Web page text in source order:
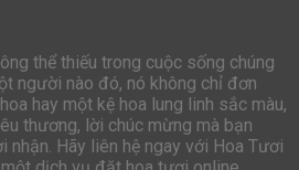
thể thiếu trong cuộc sống chúng
người nào đó, nó không chỉ đơn
hay một kệ hoa lung linh sắc màu,
thương, lời chúc mừng mà bạn
nhận. Hãy liên hệ ngay với Hoa Tươi